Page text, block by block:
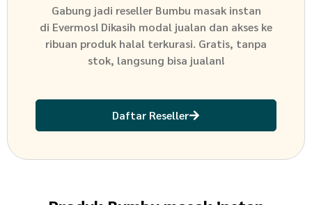
Gabung jadi reseller Bumbu masak instan
di Evermos! Dikasih modal jualan dan akses ke
ribuan produk halal terkurasi. Gratis, tanpa
stok, langsung bisa jualan!
Daftar Reseller